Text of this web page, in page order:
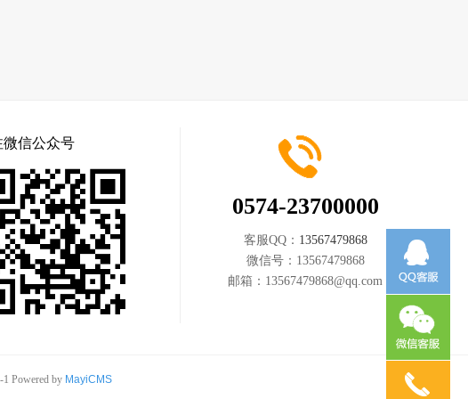
微信公众号
0574-23700000
客服QQ： 13567479868
微信号： 13567479868
邮箱： 13567479868@qq.com
1 Powered by MayiCMS